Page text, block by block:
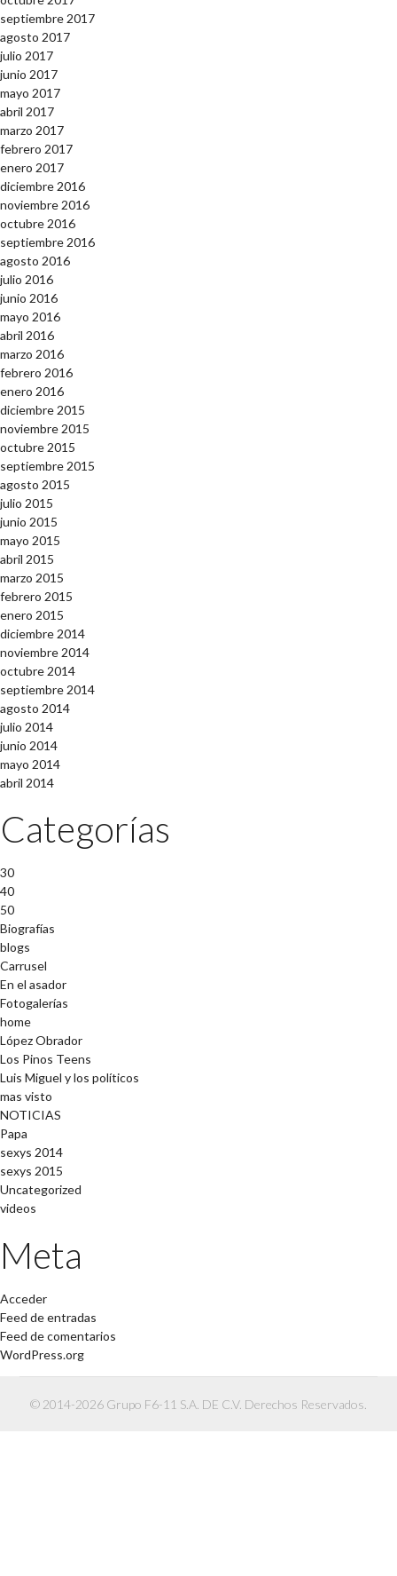
septiembre 2017
agosto 2017
julio 2017
junio 2017
mayo 2017
abril 2017
marzo 2017
febrero 2017
enero 2017
diciembre 2016
noviembre 2016
octubre 2016
septiembre 2016
agosto 2016
julio 2016
junio 2016
mayo 2016
abril 2016
marzo 2016
febrero 2016
enero 2016
diciembre 2015
noviembre 2015
octubre 2015
septiembre 2015
agosto 2015
julio 2015
junio 2015
mayo 2015
abril 2015
marzo 2015
febrero 2015
enero 2015
diciembre 2014
noviembre 2014
octubre 2014
septiembre 2014
agosto 2014
julio 2014
junio 2014
mayo 2014
abril 2014
Categorías
30
40
50
Biografías
blogs
Carrusel
En el asador
Fotogalerías
home
López Obrador
Los Pinos Teens
Luis Miguel y los políticos
mas visto
NOTICIAS
Papa
sexys 2014
sexys 2015
Uncategorized
videos
Meta
Acceder
Feed de entradas
Feed de comentarios
WordPress.org
© 2014-2026 Grupo F6-11 S.A. DE C.V. Derechos Reservados.